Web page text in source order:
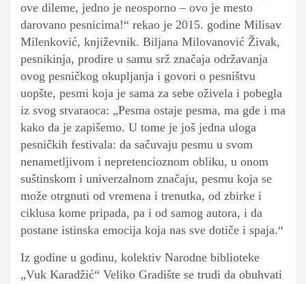
ove dileme, jedno je neosporno – ovo je mesto
darovano pesnicima!“ rekao je 2015. godine Milisav
Milenković, književnik. Biljana Milovanović Živak,
pesnikinja, prodire u samu srž značaja održavanja
ovog pesničkog okupljanja i govori o pesništvu
uopšte, pesmi koja je sama za sebe oživela i pobegla
iz svog stvaraoca: „Pesma ostaje pesma, ma gde i ma
kako da je zapišemo. U tome je još jedna uloga
pesničkih festivala: da sačuvaju pesmu u svom
nenametljivom i nepretencioznom obliku, u onom
suštinskom i univerzalnom značaju, pesmu koja se
može otrgnuti od vremena i trenutka, od zbirke i
ciklusa kome pripada, pa i od samog autora, i da
postane istinska emocija koja nas sve dotiče i spaja.“
Iz godine u godinu, kolektiv Narodne biblioteke
„Vuk Karadžić“ Veliko Gradište se trudi da obuhvati